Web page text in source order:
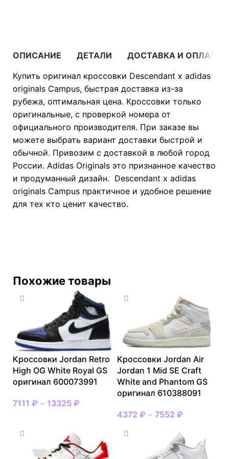
ОПИСАНИЕ ДЕТАЛИ
ДОСТАВКА И ОПЛАТА
Купить оригинал кроссовки Descendant x adidas
originals Campus, быстрая доставка из-за
рубежа, оптимальная цена. Кроссовки только
оригинальные, с проверкой номера от
официального производителя. При заказе вы
можете выбрать вариант доставки быстрой и
обычной. Привозим с доставкой в любой город
России. Adidas Originals это признанное качество
и продуманный дизайн. Descendant x adidas
originals Campus практичное и удобное решение
для тех кто ценит качество.
Похожие товары
Кроссовки Jordan Retro
High OG White Royal GS
оригинал 600073991
7111 ₽ – 13325 ₽
Кроссовки Jordan Air
Jordan 1 Mid SE Craft
White and Phantom GS
оригинал 610388091
4372 ₽ – 7552 ₽